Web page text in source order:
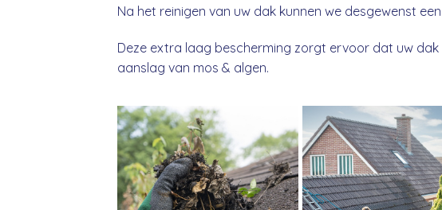
Na het reinigen van uw dak kunnen we desgewenst
Deze extra laag bescherming zorgt ervoor dat uw
aanslag van mos & algen.